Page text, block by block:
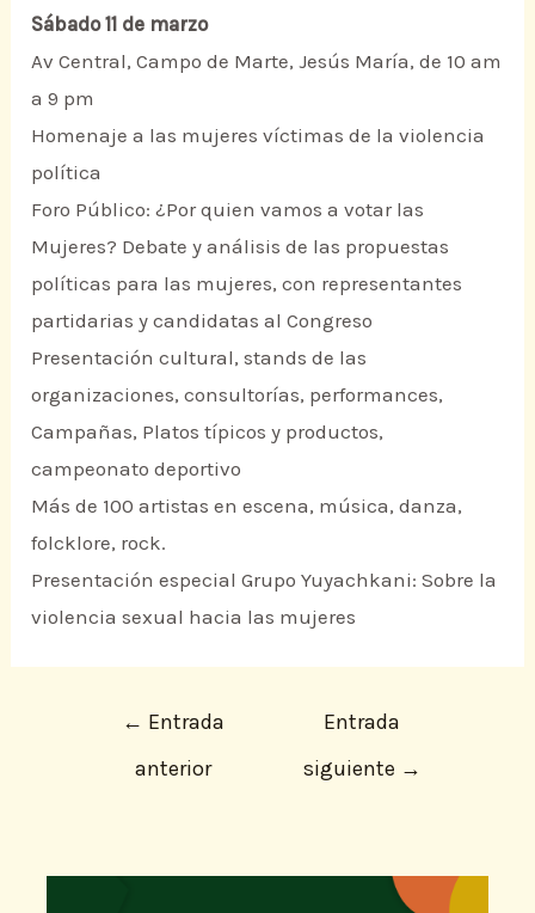
Sábado 11 de marzo
Av Central, Campo de Marte, Jesús María, de 10 am
a 9 pm
Homenaje a las mujeres víctimas de la violencia
política
Foro Público: ¿Por quien vamos a votar las
Mujeres? Debate y análisis de las propuestas
políticas para las mujeres, con representantes
partidarias y candidatas al Congreso
Presentación cultural, stands de las
organizaciones, consultorías, performances,
Campañas, Platos típicos y productos,
campeonato deportivo
Más de 100 artistas en escena, música, danza,
folcklore, rock.
Presentación especial Grupo Yuyachkani: Sobre la
violencia sexual hacia las mujeres
← Entrada
anterior
Entrada
siguiente →